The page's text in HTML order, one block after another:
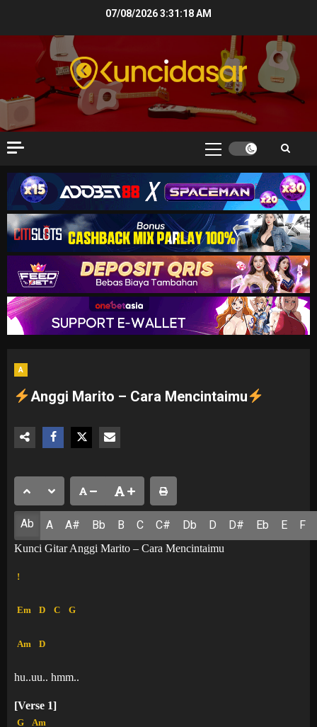
07/08/20263:31:19 AM
Primary
A
Anggi Marito – Cara Mencintaimu
Ab A A# Bb B C C# Db D D# Eb E F
Kunci Gitar Anggi Marito – Cara Mencintaimu
!
Em D C G
Am D
hu..uu.. hmm..
[Verse 1]
G Am